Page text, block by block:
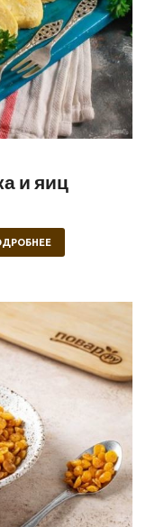
и яиц